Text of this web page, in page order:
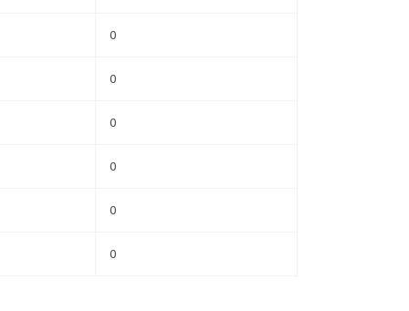
0
0
0
0
0
0